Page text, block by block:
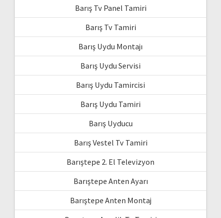
Barış Tv Panel Tamiri
Barış Tv Tamiri
Barış Uydu Montajı
Barış Uydu Servisi
Barış Uydu Tamircisi
Barış Uydu Tamiri
Barış Uyducu
Barış Vestel Tv Tamiri
Barıştepe 2. El Televizyon
Barıştepe Anten Ayarı
Barıştepe Anten Montaj